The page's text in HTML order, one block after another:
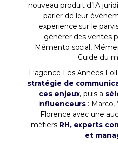
nouveau produit d’IA
parler de leur
experience sur le
générer des ventes
Mémento social,
Guide du
L'agence Les Années
stratégie de
ces enjeux, puis a
influenceurs :
Florence avec une
métiersRH, experts
et